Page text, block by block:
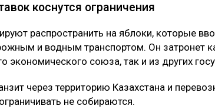
коснутся ограничения
распространить на яблоки, которые
и водным транспортом. Он затронет
экономического союза, так и из других
через территорию Казахстана и
не собираются.